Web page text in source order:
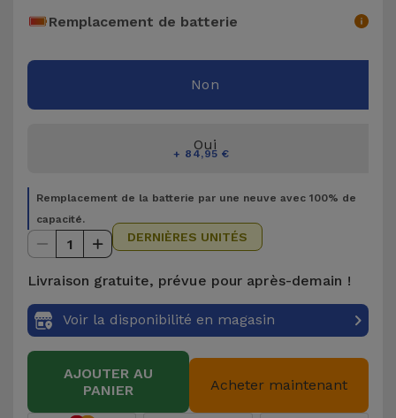
Accessoires
Mobilité,
Vélo
Accessoires
iPad et
Kids
Remplacement de batterie
Non
Oui
+ 84,95 €
Remplacement de la batterie par une neuve avec 100% de
capacité.
1 DERNIÈRES UNITÉS
Livraison gratuite, prévue pour après-demain !
Voir la disponibilité en magasin
AJOUTER AU
PANIER
Acheter maintenant